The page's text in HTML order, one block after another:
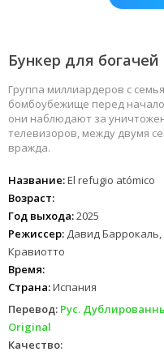
Бункер для богачей
Группа миллиардеров с
бомбоубежище перед
они наблюдают за
телевизоров, между двумя
вражда.
Название:El refugio atómico
Возраст:
Год выхода:2025
Режиссер: Давид
Кравиотто
Время:
Страна:Испания
Перевод: Рус.
Original
Качество: